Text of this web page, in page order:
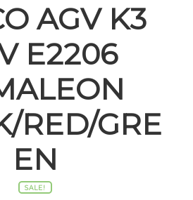
AGV K3
E2206
RED/GRE
EN
SALE!